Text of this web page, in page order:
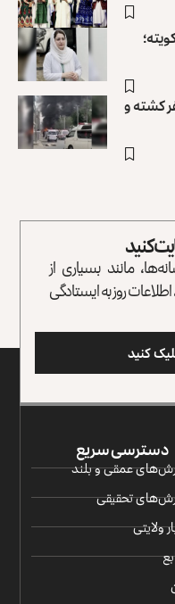
کشته و
کنید
مانند بسیاری از
روز به ایستادگی
کنید
دسترسی سریع
عمقی و بلند
تحقیقی
ولایتی